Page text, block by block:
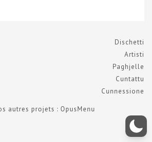
Dischetti
Artisti
Paghjelle
Cuntattu
Cunnessione
autres projets : OpusMenu